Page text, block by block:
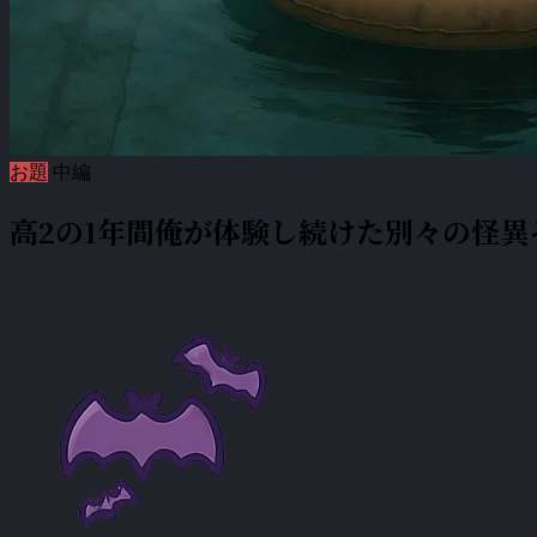
お題 中編
高2の1年間俺が体験し続けた別々の怪